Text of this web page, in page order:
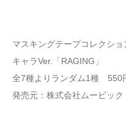
マスキングテープコレクシ
キャラVer.「RAGING」
全7種よりランダム1種 550
発売元：株式会社ムービック